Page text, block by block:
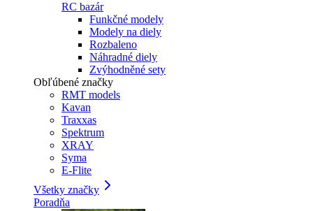
RC bazár
Funkčné modely
Modely na diely
Rozbaleno
Náhradné diely
Zvýhodněné sety
Obľúbené značky
RMT models
Kavan
Traxxas
Spektrum
XRAY
Syma
E-Flite
Všetky značky
Poradňa